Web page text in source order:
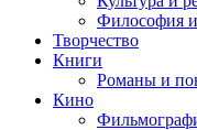
Философия
Творчество
Книги
Романы и
Кино